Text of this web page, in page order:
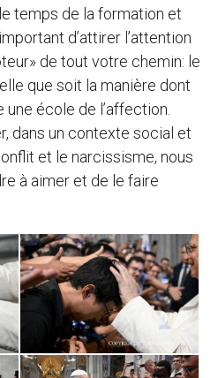
temps de la formation et
d’attirer l’attention
de tout votre chemin: le
que soit la manière dont
école de l’affection.
dans un contexte social et
et le narcissisme, nous
à aimer et de le faire